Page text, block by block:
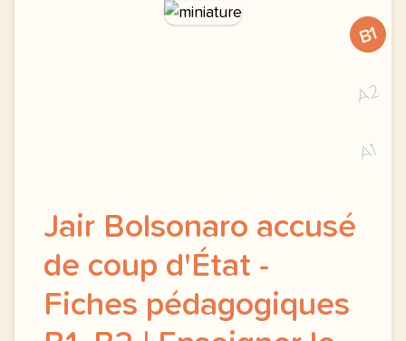
B1
A2
A1
Jair Bolsonaro accusé
de coup d'État -
Fiches pédagogiques